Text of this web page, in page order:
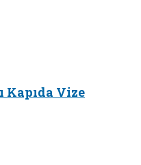
Kapıda Vize